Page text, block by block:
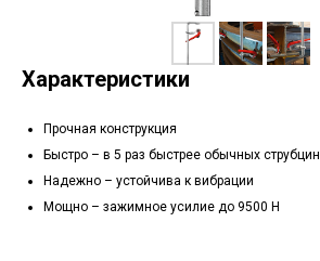
Характеристики
Прочная конструкция
Быстро – в 5 раз быстрее обычных струбцин
Надежно – устойчива к вибрации
Мощно – зажимное усилие до 9500 Н